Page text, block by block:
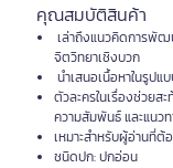
คุณสมบัติสินค้า
เล่าถึงแนวคิดการพัฒ
จิตวิทยาเชิงบวก
นำเสนอเนื้อหาในรูปแ
ตัวละครในเรื่องช่วย
ความสัมพันธ์ และแนว
เหมาะสำหรับผู้อ่านที่ต้
ชนิดปก: ปกอ่อน